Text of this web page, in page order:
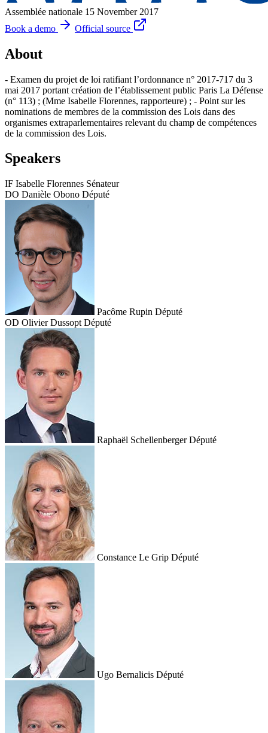
Assemblée nationale 15 November 2017
Book a demo
Official source
About
- Examen du projet de loi ratifiant l’ordonnance n° 2017-717 du 3
mai 2017 portant création de l’établissement public Paris La Défense
(n° 113) ; (Mme Isabelle Florennes, rapporteure) ; - Point sur les
nominations de membres de la commission des Lois dans des
organismes extraparlementaires relevant du champ de compétences
de la commission des Lois.
Speakers
IF Isabelle Florennes Sénateur
DO Danièle Obono Député
Pacôme Rupin Député
OD Olivier Dussopt Député
Raphaël Schellenberger Député
Constance Le Grip Député
Ugo Bernalicis Député